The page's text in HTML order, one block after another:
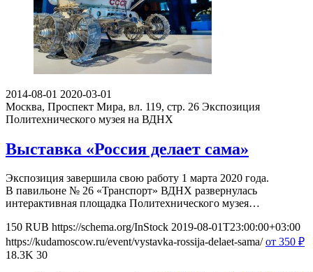
2014-08-01 2020-03-01
Москва, Проспект Мира, вл. 119, стр. 26 Экспозиция
Политехнического музея на ВДНХ
Выставка «Россия делает сама»
Экспозиция завершила свою работу 1 марта 2020 года.
В павильоне № 26 «Транспорт» ВДНХ развернулась
интерактивная площадка Политехнического музея…
150 RUB https://schema.org/InStock 2019-08-01T23:00:00+03:00
https://kudamoscow.ru/event/vystavka-rossija-delaet-sama/ от 350 ₽
18.3K 30